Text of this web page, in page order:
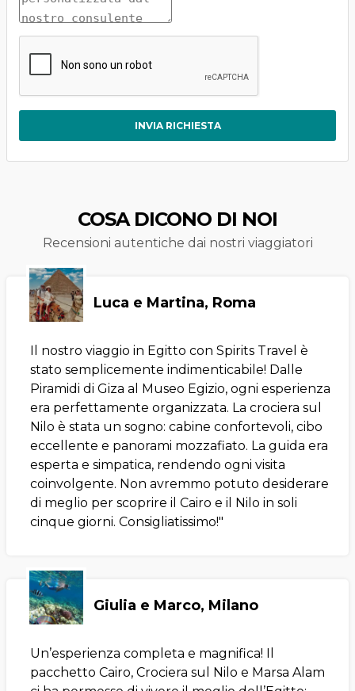
INVIA RICHIESTA
COSA DICONO DI NOI
Recensioni autentiche dai nostri viaggiatori
Luca e Martina, Roma
Il nostro viaggio in Egitto con Spirits Travel è
stato semplicemente indimenticabile! Dalle
Piramidi di Giza al Museo Egizio, ogni esperienza
era perfettamente organizzata. La crociera sul
Nilo è stata un sogno: cabine confortevoli, cibo
eccellente e panorami mozzafiato. La guida era
esperta e simpatica, rendendo ogni visita
coinvolgente. Non avremmo potuto desiderare
di meglio per scoprire il Cairo e il Nilo in soli
cinque giorni. Consigliatissimo!"
Giulia e Marco, Milano
Un’esperienza completa e magnifica! Il
pacchetto Cairo, Crociera sul Nilo e Marsa Alam